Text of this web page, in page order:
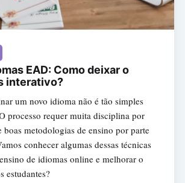
EAD: Como deixar o
interativo?
um novo idioma não é tão simples
processo requer muita disciplina por
boas metodologias de ensino por parte
conhecer algumas dessas técnicas
de idiomas online e melhorar o
estudantes?